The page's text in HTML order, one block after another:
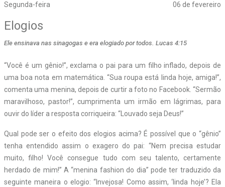
Segunda-feira 06 de fevereiro
Elogios
Ele ensinava nas sinagogas e era elogiado por todos. Lucas 4:15
“Você é um gênio!”, exclama o pai para um filho inflado, depois de
uma boa nota em matemática. “Sua roupa está linda hoje, amiga!”,
comenta uma menina, depois de curtir a foto no Facebook. “Sermão
maravilhoso, pastor!”, cumprimenta um irmão em lágrimas, para
ouvir do líder a resposta corriqueira: “Louvado seja Deus!”
Qual pode ser o efeito dos elogios acima? É possível que o “gênio”
tenha entendido assim o exagero do pai: “Nem precisa estudar
muito, filho! Você consegue tudo com seu talento, certamente
herdado de mim!” A “menina fashion do dia” pode ter traduzido da
seguinte maneira o elogio: “Invejosa! Como assim, ‘linda hoje’? Ela